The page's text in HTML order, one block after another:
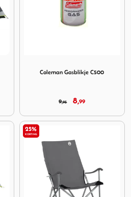
Coleman Gasblikje C500
9,95 8,99
25%
KORTING